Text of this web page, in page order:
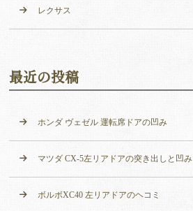
レクサス
最近の投稿
ホンダ ヴェゼル 運転席ドアの凹み
マツダ CX-5左リアドアの突き出しと凹み
ボルボXC40 左リアドアのヘコミ